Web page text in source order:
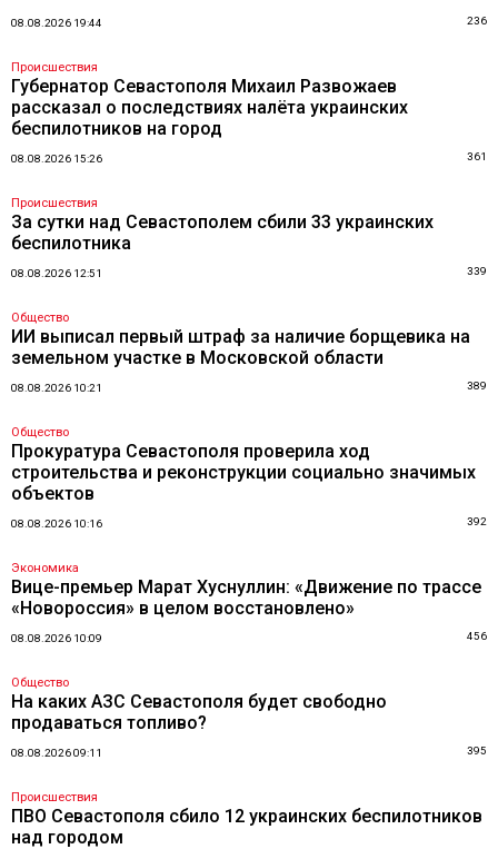
08.08.2026 19:44 236
Происшествия
Губернатор Севастополя Михаил Развожаев
рассказал о последствиях налёта украинских
беспилотников на город
08.08.2026 15:26 361
Происшествия
За сутки над Севастополем сбили 33 украинских
беспилотника
08.08.2026 12:51 339
Общество
ИИ выписал первый штраф за наличие борщевика на
земельном участке в Московской области
08.08.2026 10:21 389
Общество
Прокуратура Севастополя проверила ход
строительства и реконструкции социально значимых
объектов
08.08.2026 10:16 392
Экономика
Вице-премьер Марат Хуснуллин: «Движение по трассе
«Новороссия» в целом восстановлено»
08.08.2026 10:09 456
Общество
На каких АЗС Севастополя будет свободно
продаваться топливо?
08.08.2026 09:11 395
Происшествия
ПВО Севастополя сбило 12 украинских беспилотников
над городом